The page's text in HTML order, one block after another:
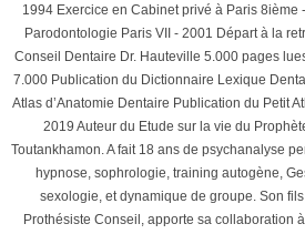
1994 Exercice en Cabinet privé à Paris 8ième
Parodontologie Paris VII - 2001 Départ à la
Conseil Dentaire Dr. Hauteville 5.000 pages
7.000 Publication du Dictionnaire Lexique
Atlas d’Anatomie Dentaire Publication du Petit
2019 Auteur du Etude sur la vie du
Toutankhamon. A fait 18 ans de psychanalyse
hypnose, sophrologie, training autogène,
sexologie, et dynamique de groupe. Son
Prothésiste Conseil, apporte sa collaboration